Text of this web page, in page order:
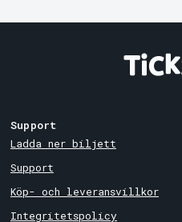
Support
Ladda ner biljett
Support
Köp- och leveransvillkor
Integritetspolicy